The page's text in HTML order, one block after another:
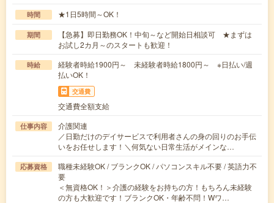
時間 ★1日5時間～OK！
期間
【急募】即日勤務OK！中旬～など開始日相談可 ★まずは
お試し2カ月～のスタートも歓迎！
時給
経験者時給1900円～ 未経験者時給1800円～ ※日払い/週
払いOK！
交通費
交通費全額支給
仕事内容
介護関連
／日勤だけのデイサービスで利用者さんの身の回りのお手伝
いをお任せします！＼何気ない日常生活がメインな…
応募資格
職種未経験OK / ブランクOK / パソコンスキル不要 / 英語力不
要
＜無資格OK！＞介護の経験をお持ちの方！もちろん未経験
の方も大歓迎です！ブランクOK・年齢不問！Wワ…